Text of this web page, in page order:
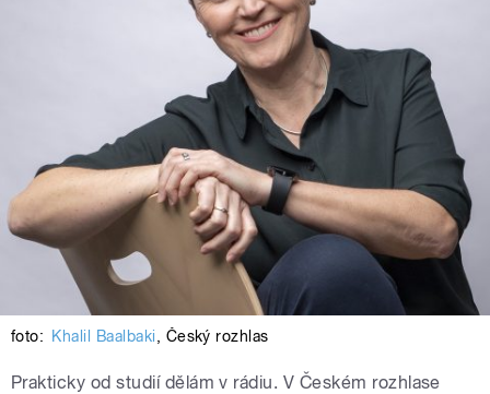
foto: Khalil Baalbaki, Český rozhlas
Prakticky od studií dělám v rádiu. V Českém rozhlase